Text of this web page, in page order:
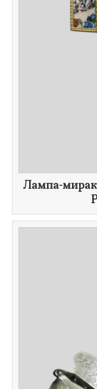
Лампа-